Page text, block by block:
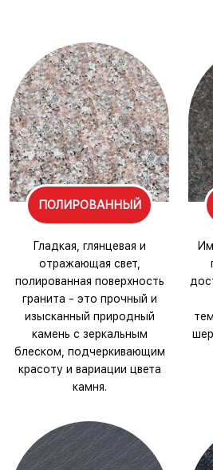
ПОЛИРОВАННЫЙ
Гладкая, глянцевая и
отражающая свет,
полированная поверхность
гранита - это прочный и
изысканный природный
камень с зеркальным
блеском, подчеркивающим
красоту и вариации цвета
камня.